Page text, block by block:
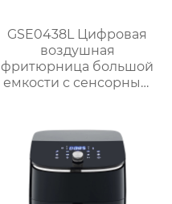
GSE0438L Цифровая
воздушная
фритюрница большой
емкости с сенсорным